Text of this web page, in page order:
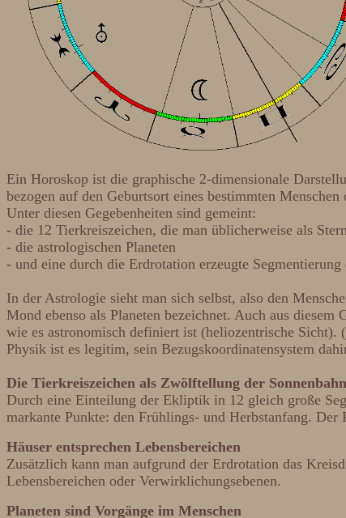
Ein Horoskop ist die graphische 2-dimensionale
bezogen auf den Geburtsort eines bestimmten Menschen
Unter diesen Gegebenheiten sind gemeint:
- die 12 Tierkreiszeichen, die man üblicherweise als
- die astrologischen Planeten
- und eine durch die Erdrotation erzeugte
In der Astrologie sieht man sich selbst, also den
Mond ebenso als Planeten bezeichnet. Auch aus
wie es astronomisch definiert ist (heliozentrische
Physik ist es legitim, sein Bezugskoordinatensystem
Die Tierkreiszeichen als Zwölftellung der Sonnenbahn
Durch eine Einteilung der Ekliptik in 12 gleich große
markante Punkte: den Frühlings- und Herbstanfang.
Häuser entsprechen Lebensbereichen
Zusätzlich kann man aufgrund der Erdrotation das
Lebensbereichen oder Verwirklichungsebenen.
Planeten sind Vorgänge im Menschen